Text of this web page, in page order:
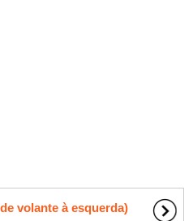
volante à esquerda)